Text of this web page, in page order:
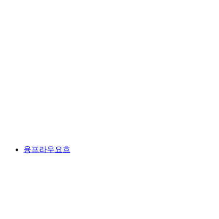
융프라우요흐